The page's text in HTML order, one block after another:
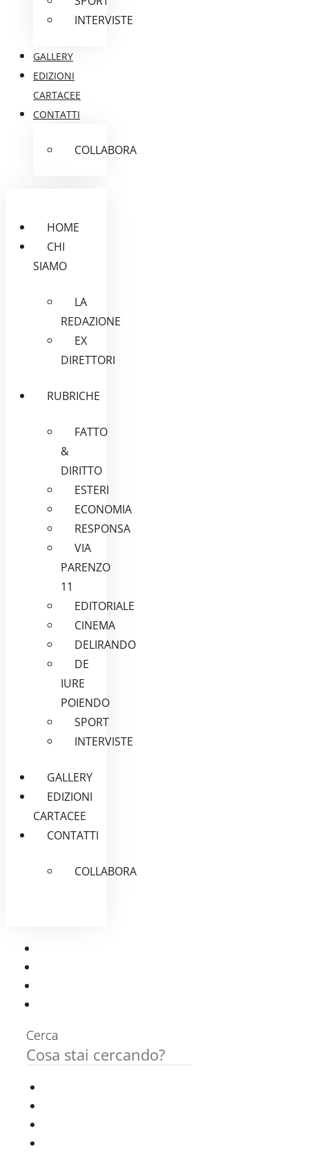
INTERVISTE
GALLERY
EDIZIONI
CARTACEE
CONTATTI
COLLABORA
HOME
CHI
SIAMO
LA
REDAZIONE
EX
DIRETTORI
RUBRICHE
FATTO
&
DIRITTO
ESTERI
ECONOMIA
RESPONSA
VIA
PARENZO
11
EDITORIALE
CINEMA
DELIRANDO
DE
IURE
POIENDO
SPORT
INTERVISTE
GALLERY
EDIZIONI
CARTACEE
CONTATTI
COLLABORA
Cerca